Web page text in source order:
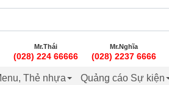
Mr.Thái
(028) 224 66666
Mr.Nghĩa
(028) 2237 6666
Thẻ nhựa Quảng cáo Sự kiện